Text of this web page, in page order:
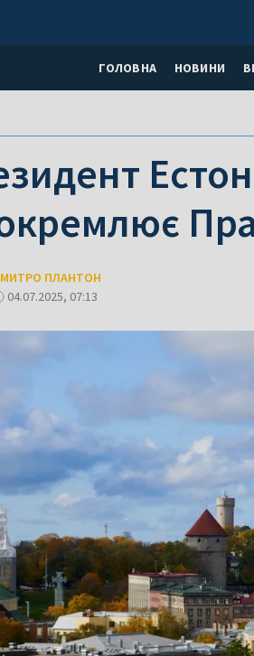
ГОЛОВНА НОВИНИ
ПЛАНТОН
04.07.2025, 07:13